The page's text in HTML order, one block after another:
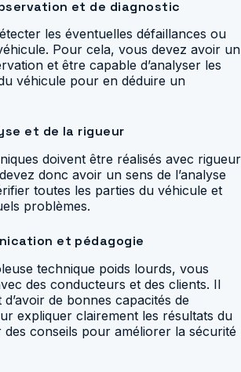
et de diagnostic
les éventuelles défaillances ou
Pour cela, vous devez avoir un
et être capable d’analyser les
véhicule pour en déduire un
et de la rigueur
doivent être réalisés avec rigueur
donc avoir un sens de l’analyse
toutes les parties du véhicule et
problèmes.
et pédagogie
technique poids lourds, vous
des conducteurs et des clients. Il
de bonnes capacités de
expliquer clairement les résultats du
conseils pour améliorer la sécurité